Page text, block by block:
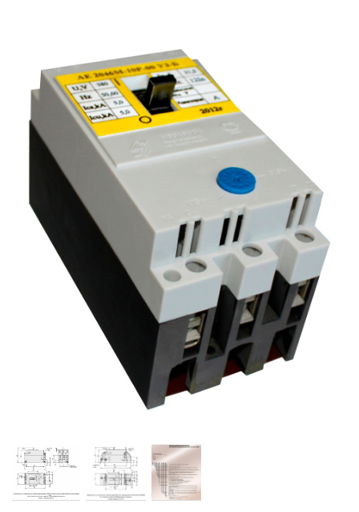
Стремянки с
Стремянки с
опорой
Ширмы
РЗА (шторы)
Штендеры
Щиты
диэлектрические